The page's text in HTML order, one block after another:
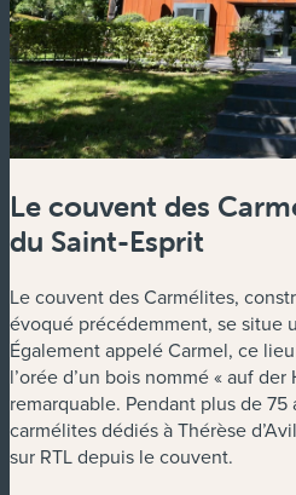
Le couvent des
du Saint-Esprit
Le couvent des Carmélites,
évoqué précédemment, se situe
Également appelé Carmel, ce
l’orée d’un bois nommé « auf
remarquable. Pendant plus de
carmélites dédiés à Thérèse
sur RTL depuis le couvent.